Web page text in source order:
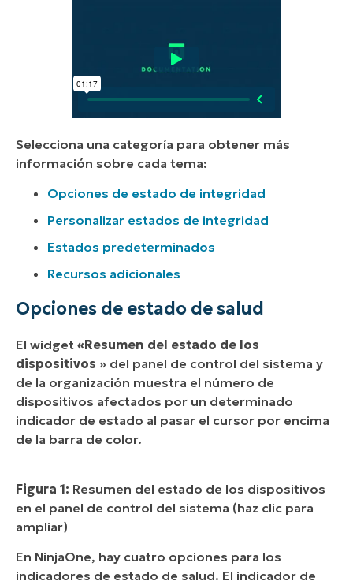
Selecciona una categoría para obtener más
información sobre cada tema:
Opciones de estado de integridad
Personalizar estados de integridad
Estados predeterminados
Recursos adicionales
Opciones de estado de salud
El widget «Resumen del estado de los
dispositivos » del panel de control del sistema y
de la organización muestra el número de
dispositivos afectados por un determinado
indicador de estado al pasar el cursor por encima
de la barra de color.
Figura 1: Resumen del estado de los dispositivos
en el panel de control del sistema (haz clic para
ampliar)
En NinjaOne, hay cuatro opciones para los
indicadores de estado de salud. El indicador de